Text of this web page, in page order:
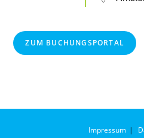
ZUM BUCHUNGSPORTAL
Impressum